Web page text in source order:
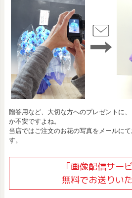
贈答用など、大切な方へのプレゼントに
か不安ですよね。
当店ではご注文のお花の写真をメールに
す。
「画像配信サー
無料でお送りい